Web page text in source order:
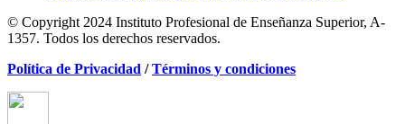
© Copyright 2024 Instituto Profesional de Enseñanza Superior, A-
1357. Todos los derechos reservados.
Política de Privacidad /Términos y condiciones